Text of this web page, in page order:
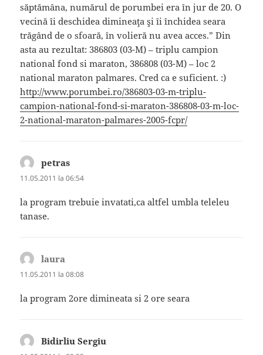
săptămâna, numărul de porumbei era în jur de 20. O
vecină îi deschidea dimineaţa şi îi închidea seara
trăgând de o sfoară, în volieră nu avea acces.” Din
asta au rezultat: 386803 (03-M) – triplu campion
national fond si maraton, 386808 (03-M) – loc 2
national maraton palmares. Cred ca e suficient. :)
http://www.porumbei.ro/386803-03-m-triplu-
campion-national-fond-si-maraton-386808-03-m-loc-
2-national-maraton-palmares-2005-fcpr/
petras
11.05.2011 la 06:54
la program trebuie invatati,ca altfel umbla teleleu
tanase.
laura
11.05.2011 la 08:08
la program 2ore dimineata si 2 ore seara
Bidirliu Sergiu